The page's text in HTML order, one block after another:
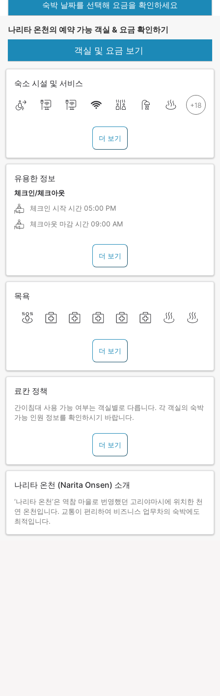
숙박 날짜를 선택해 요금을 확인하세요
나리타 온천의 예약 가능 객실 & 요금 확인하기
객실 및 요금 보기
숙소 시설 및 서비스
더 보기
유용한 정보
체크인/체크아웃
체크인 시작 시간 05:00 PM
체크아웃 마감 시간 09:00 AM
더 보기
목욕
더 보기
료칸 정책
간이침대 사용 가능 여부는 객실별로 다릅니다. 각 객실의 숙박
가능 인원 정보를 확인하시기 바랍니다.
더 보기
나리타 온천 (Narita Onsen) 소개
‘나리타 온천’은 역참 마을로 번영했던 고리야마시에 위치한 천
연 온천입니다. 교통이 편리하여 비즈니스 업무차의 숙박에도
최적입니다.